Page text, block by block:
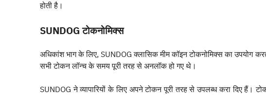
होती है।
SUNDOG टोकनोमिक्स
अधिकांश भाग के लिए, SUNDOG क्लासिक मीम कॉइन टोकनोमिक्स का उपयोग
सभी टोकन लॉन्च के समय पूरी तरह से अनलॉक हो गए थे।
SUNDOG ने व्यापारियों के लिए अपने टोकन पूरी तरह से उपलब्ध करा दिए हैं।